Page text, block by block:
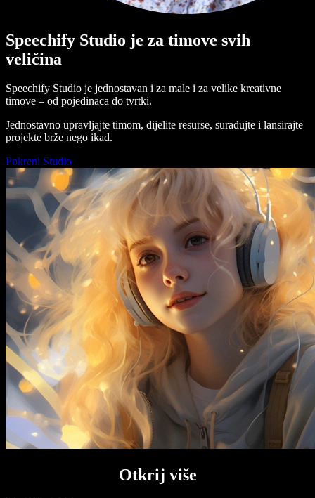
Speechify Studio je za timove svih
veličina
Speechify Studio je jednostavan i za male i za velike kreativne
timove – od pojedinaca do tvrtki.
Jednostavno upravljajte timom, dijelite resurse, surađujte i lansirajte
projekte brže nego ikad.
Pokreni Studio
Otkrij više